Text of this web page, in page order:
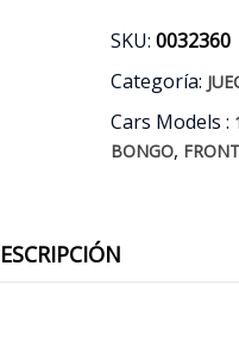
SKU:0032360
Categoría:
Cars Models :
BONGO,